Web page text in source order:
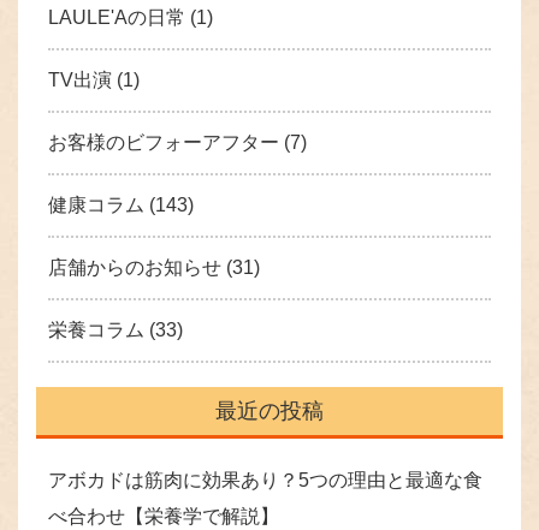
LAULE'Aの日常 (1)
TV出演 (1)
お客様のビフォーアフター (7)
健康コラム (143)
店舗からのお知らせ (31)
栄養コラム (33)
最近の投稿
アボカドは筋肉に効果あり？5つの理由と最適な食
べ合わせ【栄養学で解説】